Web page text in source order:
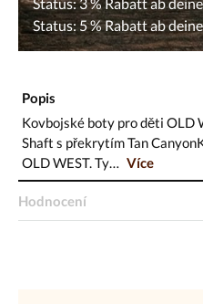
Popis
Kovbojské boty pro děti OLD
Shaft s překrytím Tan
OLD WEST. Ty…
Více
Hodnocení